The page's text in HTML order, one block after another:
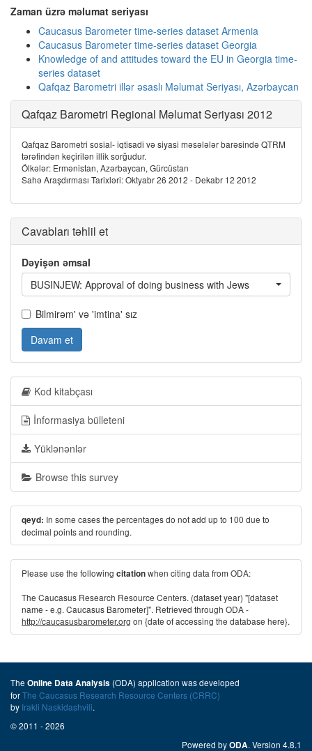
Zaman üzrə məlumat seriyası
Caucasus Barometer time-series dataset Armenia
Caucasus Barometer time-series dataset Georgia
Knowledge of and attitudes toward the EU in Georgia time-
series dataset
Qafqaz Barometri illər əsaslı Məlumat Seriyası, Azərbaycan
Qafqaz Barometri Regional Məlumat Seriyası 2012
Qafqaz Barometri sosial- iqtisadi və siyasi məsələlər barəsində QTRM
tərəfindən keçirilən illik sorğudur.
Ölkələr: Ermənistan, Azərbaycan, Gürcüstan
Sahə Araşdırması Tarixləri: Oktyabr 26 2012 - Dekabr 12 2012
Cavabları təhlil et
Dəyişən əmsal
BUSINJEW: Approval of doing business with Jews
Bilmirəm' və 'imtina' sız
Davam et
Kod kitabçası
İnformasiya bülleteni
Yüklənənlər
Browse this survey
qeyd: In some cases the percentages do not add up to 100 due to
decimal points and rounding.
Please use the following citationwhen citing data from ODA:
The Caucasus Research Resource Centers. (dataset year) "[dataset
name - e.g. Caucasus Barometer]". Retrieved through ODA -
http://caucasusbarometer.org on {date of accessing the database here}.
The Online Data Analysis (ODA) application was developed
forThe Caucasus Research Resource Centers (CRRC)
by Irakli Naskidashvili.
© 2011 - 2026
Powered byODA. Version 4.8.1